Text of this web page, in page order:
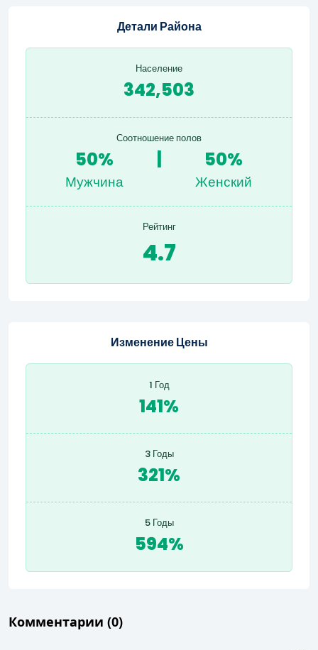
Детали Района
Население
342,503
Соотношение полов
50%
Мужчина
50%
Женский
Рейтинг
4.7
Изменение Цены
1 Год
141%
3 Годы
321%
5 Годы
594%
Комментарии (0)